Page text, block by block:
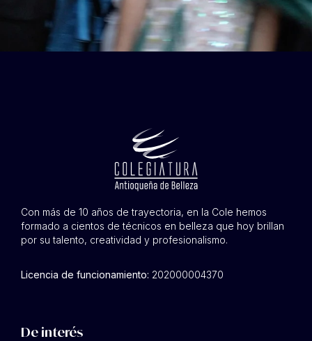
Con más de 10 años de trayectoria, en la Cole hemos
formado a cientos de técnicos en belleza que hoy brillan
por su talento, creatividad y profesionalismo.
Licencia de funcionamiento: 202000004370
De interés